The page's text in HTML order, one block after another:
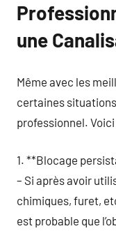
une
Même avec les
certaines situations
professionnel.
1. **Blocage
– Si après avoir
chimiques, furet,
est probable que